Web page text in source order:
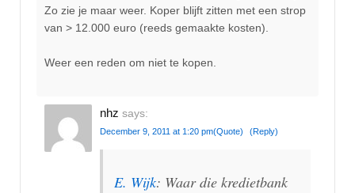
Zo zie je maar weer. Koper blijft zitten met een strop
van > 12.000 euro (reeds gemaakte kosten).
Weer een reden om niet te kopen.
nhz says:
December 9, 2011 at 1:20 pm(Quote) (Reply)
E. Wijk: Waar die kredietbank